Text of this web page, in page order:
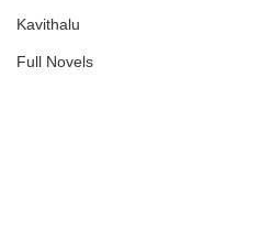
Kavithalu
Full Novels